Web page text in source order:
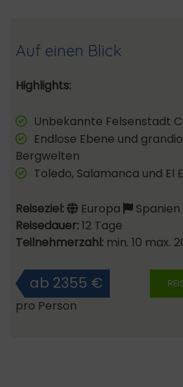
Auf einen Blick
Highlights:
Unbekannte Felsenstadt
Endlose Ebene und
Bergwelten
Toledo, Salamanca und El
Reiseziel: Europa
Reisedauer:12 Tage
Teilnehmerzahl: min. 10 max.
ab 2355 €
pro Person